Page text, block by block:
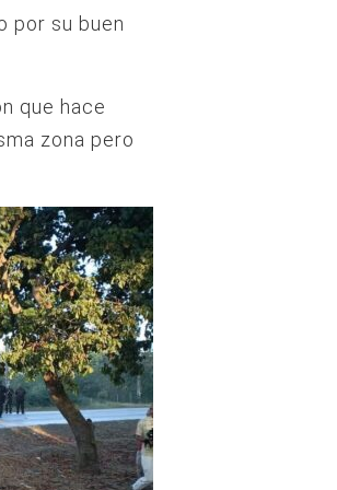
por su buen
que hace
zona pero